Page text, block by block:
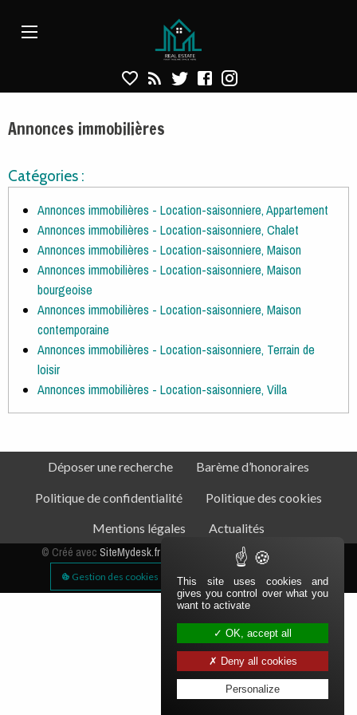
Annonces immobilières - Location-saisonniere
Annonces immobilières
Catégories :
Annonces immobilières - Location-saisonniere, Appartement
Annonces immobilières - Location-saisonniere, Chalet
Annonces immobilières - Location-saisonniere, Maison
Annonces immobilières - Location-saisonniere, Maison
bourgeoise
Annonces immobilières - Location-saisonniere, Maison
contemporaine
Annonces immobilières - Location-saisonniere, Terrain de
loisir
Annonces immobilières - Location-saisonniere, Villa
Pied de page
Navigation secondaire
Déposer une recherche Barème d’honoraires
Politique de confidentialité Politique des cookies
Mentions légales
Actualités
Aparté basse
© Créé avec SiteMydesk.fr/ Logiciel immobilier ImmoMydesk.fr
Gestion des cookies Plan du site Haut
This site uses cookies and
gives you control over what you
want to activate
OK, accept all
Deny all cookies
Personalize